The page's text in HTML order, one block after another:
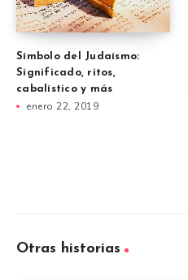
Símbolo del Judaísmo:
Significado, ritos,
cabalístico y más
enero 22, 2019
Otras historias